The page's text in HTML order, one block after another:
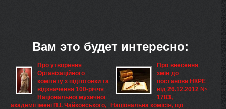
Вам это будет интересно:
Про утворення
Організаційного
комітету з підготовки та
відзначення 100-річчя
Національної музичної
академії імені П.І. Чайковського,
Про внесення
змін до
постанови НКРЕ
від 26.12.2012 №
1783,
Національна комісія, що